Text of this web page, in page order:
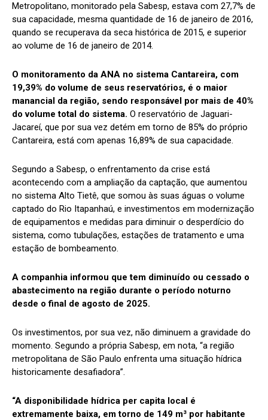
Metropolitano, monitorado pela Sabesp, estava com 27,7% de
sua capacidade, mesma quantidade de 16 de janeiro de 2016,
quando se recuperava da seca histórica de 2015, e superior
ao volume de 16 de janeiro de 2014.
O monitoramento da ANA no sistema Cantareira, com
19,39% do volume de seus reservatórios, é o maior
manancial da região, sendo responsável por mais de 40%
do volume total do sistema. O reservatório de Jaguari-
Jacareí, que por sua vez detém em torno de 85% do próprio
Cantareira, está com apenas 16,89% de sua capacidade.
Segundo a Sabesp, o enfrentamento da crise está
acontecendo com a ampliação da captação, que aumentou
no sistema Alto Tietê, que somou às suas águas o volume
captado do Rio Itapanhaú, e investimentos em modernização
de equipamentos e medidas para diminuir o desperdício do
sistema, como tubulações, estações de tratamento e uma
estação de bombeamento.
A companhia informou que tem diminuído ou cessado o
abastecimento na região durante o período noturno
desde o final de agosto de 2025.
Os investimentos, por sua vez, não diminuem a gravidade do
momento. Segundo a própria Sabesp, em nota, “a região
metropolitana de São Paulo enfrenta uma situação hídrica
historicamente desafiadora”.
“A disponibilidade hídrica per capita local é
extremamente baixa, em torno de 149 m³ por habitante